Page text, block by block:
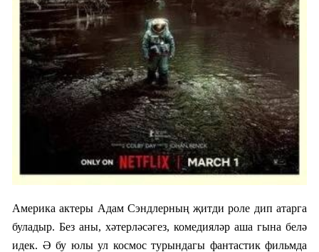
Америка актеры Адам Сэндлерның җитди роле дип атарга
буладыр. Без аны, хәтерләсәгез, комедияләр аша гына белә
идек. Ә бу юлы ул космос турындагы фантастик фильмда